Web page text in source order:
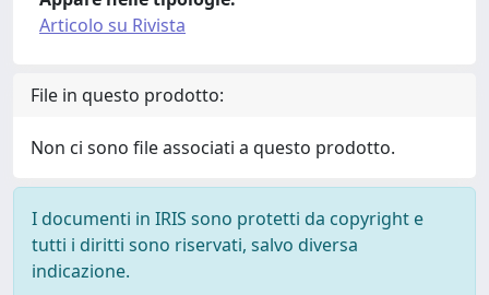
Articolo su Rivista
File in questo prodotto:
Non ci sono file associati a questo prodotto.
I documenti in IRIS sono protetti da copyright e
tutti i diritti sono riservati, salvo diversa
indicazione.